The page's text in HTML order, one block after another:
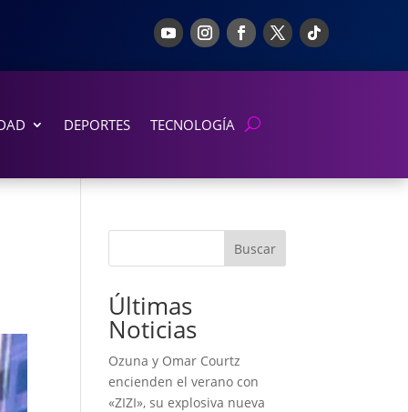
DEPORTES TECNOLOGÍA
Buscar
Últimas
Noticias
Ozuna y Omar Courtz
encienden el verano con
«ZIZI», su explosiva nueva